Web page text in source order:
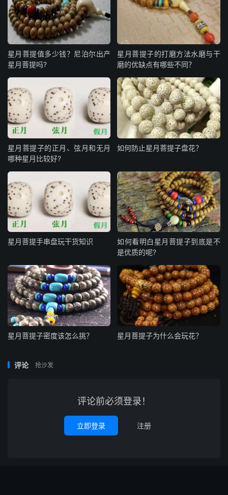
星月菩提值多少钱？尼泊尔出产
星月菩提吗?
星月菩提子的打磨方法水磨与干
磨的优缺点有哪些不同？
星月菩提子的正月、弦月和无月
哪种星月比较好?
如何防止星月菩提子盘花？
星月菩提手串盘玩干货知识
如何看明白星月菩提子到底是不
是优质的呢?
星月菩提子密度该怎么挑？ 星月菩提子为什么会玩花？
评论 抢沙发
评论前必须登录！
立即登录 注册